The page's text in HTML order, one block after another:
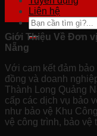
Liên hệ
Giới Thiệu Về Đơn
Nẵng
Với cam kết đảm
đồng và doanh
Thành Long Quảng
cấp các dịch vụ bảo
như bảo vệ Khu
vệ công trình, bảo